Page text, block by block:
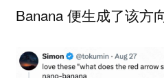
Banana 便生成了该方